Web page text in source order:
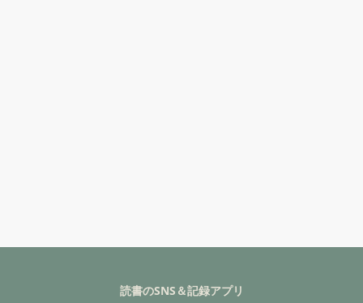
読書のSNS＆記録アプリ